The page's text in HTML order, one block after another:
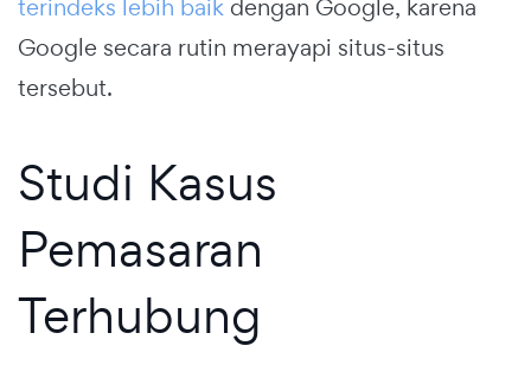
terindeks lebih baik dengan Google, karena
Google secara rutin merayapi situs-situs
tersebut.
Studi Kasus
Pemasaran
Terhubung